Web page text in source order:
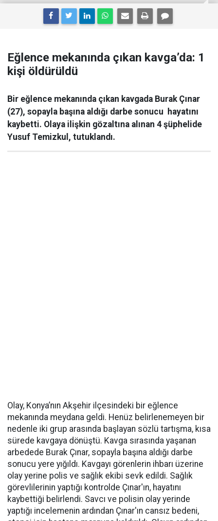
Eğlence mekanında çıkan kavga’da: 1
kişi öldürüldü
Bir eğlence mekanında çıkan kavgada Burak Çınar
(27), sopayla başına aldığı darbe sonucu hayatını
kaybetti. Olaya ilişkin gözaltına alınan 4 şüphelide
Yusuf Temizkul, tutuklandı.
Olay, Konya’nın Akşehir ilçesindeki bir eğlence
mekanında meydana geldi. Henüz belirlenemeyen bir
nedenle iki grup arasında başlayan sözlü tartışma, kısa
sürede kavgaya dönüştü. Kavga sırasında yaşanan
arbedede Burak Çınar, sopayla başına aldığı darbe
sonucu yere yığıldı. Kavgayı görenlerin ihbarı üzerine
olay yerine polis ve sağlık ekibi sevk edildi. Sağlık
görevlilerinin yaptığı kontrolde Çınar'ın, hayatını
kaybettiği belirlendi. Savcı ve polisin olay yerinde
yaptığı incelemenin ardından Çınar'ın cansız bedeni,